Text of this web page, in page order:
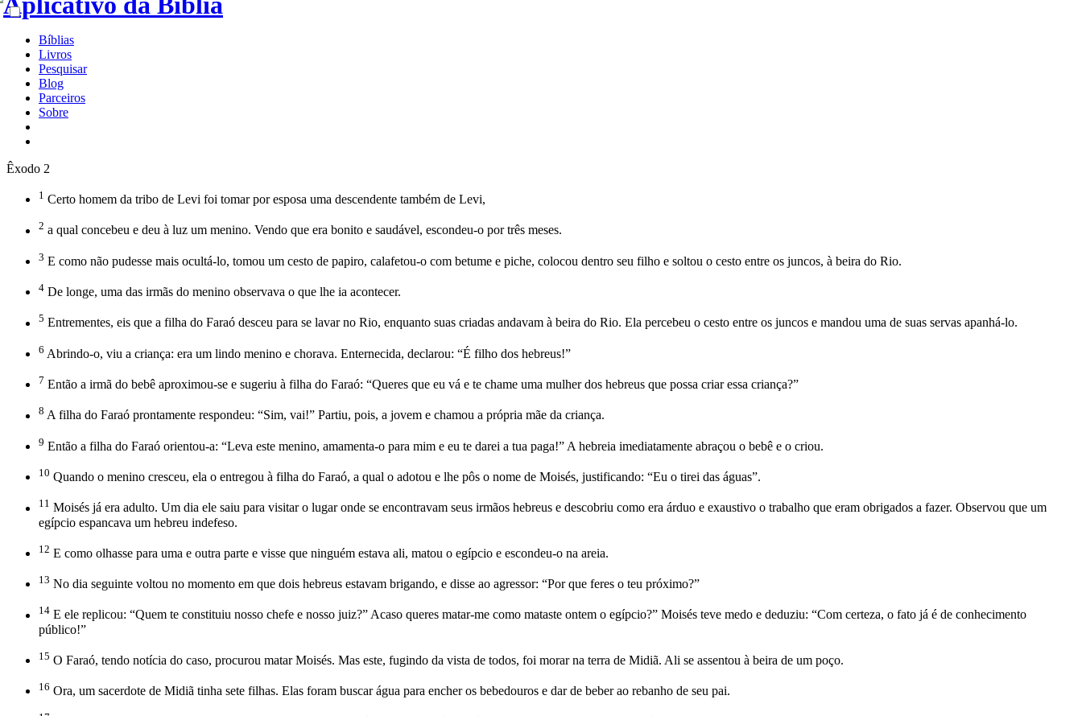
Bíblias
Livros
Pesquisar
Blog
Parceiros
Sobre
Êxodo 2
1 Certo homem da tribo de Levi foi tomar por esposa uma descendente também de Levi,
2 a qual concebeu e deu à luz um menino. Vendo que era bonito e saudável, escondeu-o por três meses.
3 E como não pudesse mais ocultá-lo, tomou um cesto de papiro, calafetou-o com betume e piche, colocou dentro seu filho e soltou o cesto entre os juncos, à beira do Rio.
4 De longe, uma das irmãs do menino observava o que lhe ia acontecer.
5 Entrementes, eis que a filha do Faraó desceu para se lavar no Rio, enquanto suas criadas andavam à beira do Rio. Ela percebeu o cesto entre os juncos e mandou uma de suas servas apanhá-lo.
6 Abrindo-o, viu a criança: era um lindo menino e chorava. Enternecida, declarou: “É filho dos hebreus!”
7 Então a irmã do bebê aproximou-se e sugeriu à filha do Faraó: “Queres que eu vá e te chame uma mulher dos hebreus que possa criar essa criança?”
8 A filha do Faraó prontamente respondeu: “Sim, vai!” Partiu, pois, a jovem e chamou a própria mãe da criança.
9 Então a filha do Faraó orientou-a: “Leva este menino, amamenta-o para mim e eu te darei a tua paga!” A hebreia imediatamente abraçou o bebê e o criou.
10 Quando o menino cresceu, ela o entregou à filha do Faraó, a qual o adotou e lhe pôs o nome de Moisés, justificando: “Eu o tirei das águas”.
11 Moisés já era adulto. Um dia ele saiu para visitar o lugar onde se encontravam seus irmãos hebreus e descobriu como era árduo e exaustivo o trabalho que eram obrigados a fazer. Observou que um
egípcio espancava um hebreu indefeso.
12 E como olhasse para uma e outra parte e visse que ninguém estava ali, matou o egípcio e escondeu-o na areia.
13 No dia seguinte voltou no momento em que dois hebreus estavam brigando, e disse ao agressor: “Por que feres o teu próximo?”
14 E ele replicou: “Quem te constituiu nosso chefe e nosso juiz?” Acaso queres matar-me como mataste ontem o egípcio?” Moisés teve medo e deduziu: “Com certeza, o fato já é de conhecimento
público!”
15 O Faraó, tendo notícia do caso, procurou matar Moisés. Mas este, fugindo da vista de todos, foi morar na terra de Midiã. Ali se assentou à beira de um poço.
16 Ora, um sacerdote de Midiã tinha sete filhas. Elas foram buscar água para encher os bebedouros e dar de beber ao rebanho de seu pai.